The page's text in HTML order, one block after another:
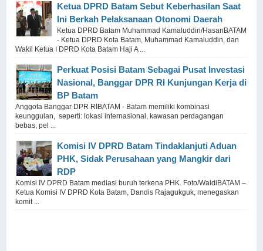
Ketua DPRD Batam Sebut Keberhasilan Saat
Ini Berkah Pelaksanaan Otonomi Daerah
Ketua DPRD Batam Muhammad Kamaluddin/HasanBATAM
- Ketua DPRD Kota Batam, Muhammad Kamaluddin, dan
Wakil Ketua I DPRD Kota Batam Haji A ...
Perkuat Posisi Batam Sebagai Pusat Investasi
Nasional, Banggar DPR RI Kunjungan Kerja di
BP Batam
Anggota Banggar DPR RIBATAM - Batam memiliki kombinasi
keunggulan, seperti: lokasi internasional, kawasan perdagangan
bebas, pel ...
Komisi IV DPRD Batam Tindaklanjuti Aduan
PHK, Sidak Perusahaan yang Mangkir dari
RDP
Komisi IV DPRD Batam mediasi buruh terkena PHK. Foto/WaldiBATAM –
Ketua Komisi IV DPRD Kota Batam, Dandis Rajagukguk, menegaskan
komit ...